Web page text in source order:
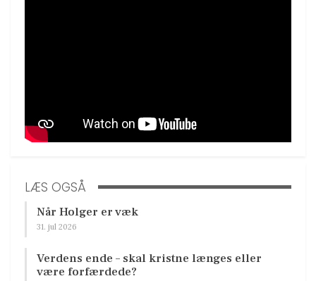
LÆS OGSÅ
Når Holger er væk
31. jul 2026
Verdens ende – skal kristne længes eller
være forfærdede?